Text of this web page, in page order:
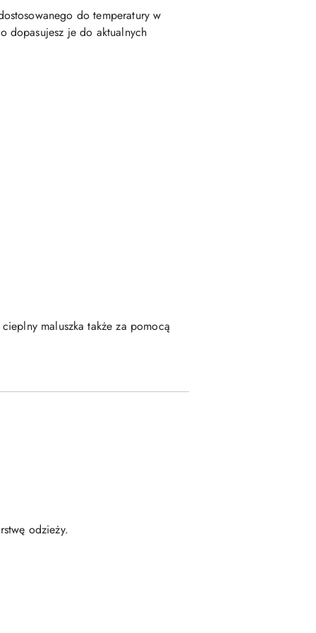
do temperatury w
dopasujesz je do aktualnych
maluszka także za pomocą
odzieży.